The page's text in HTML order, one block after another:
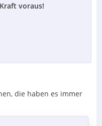
voraus!
die haben es immer